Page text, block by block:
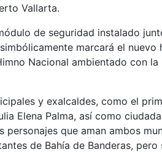
Vallarta.
de seguridad instalado
marcará el nuevo
Nacional ambientado con la
y exalcaldes, como el
Elena Palma, así como
que aman ambos
de Bahía de Banderas,